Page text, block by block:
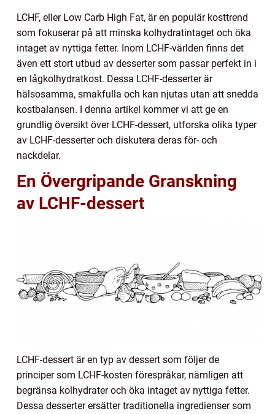
LCHF, eller Low Carb High Fat, är en populär kosttrend
som fokuserar på att minska kolhydratintaget och öka
intaget av nyttiga fetter. Inom LCHF-världen finns det
även ett stort utbud av desserter som passar perfekt in i
en lågkolhydratkost. Dessa LCHF-desserter är
hälsosamma, smakfulla och kan njutas utan att snedda
kostbalansen. I denna artikel kommer vi att ge en
grundlig översikt över LCHF-dessert, utforska olika typer
av LCHF-desserter och diskutera deras för- och
nackdelar.
En Övergripande Granskning
av LCHF-dessert
LCHF-dessert är en typ av dessert som följer de
principer som LCHF-kosten förespråkar, nämligen att
begränsa kolhydrater och öka intaget av nyttiga fetter.
Dessa desserter ersätter traditionella ingredienser som